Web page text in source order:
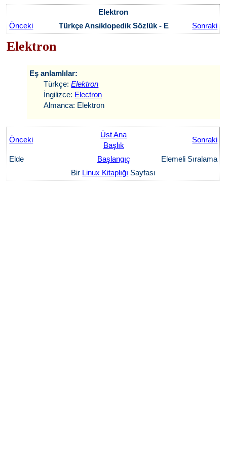
Elektron
Önceki
Türkçe Ansiklopedik Sözlük - E Sonraki
Elektron
Eş anlamlılar:
Türkçe:Elektron
İngilizce: Electron
Almanca: Elektron
Önceki
Üst Ana
Başlık
Sonraki
Elde Başlangıç
Elemeli Sıralama
Bir Linux Kitaplığı Sayfası